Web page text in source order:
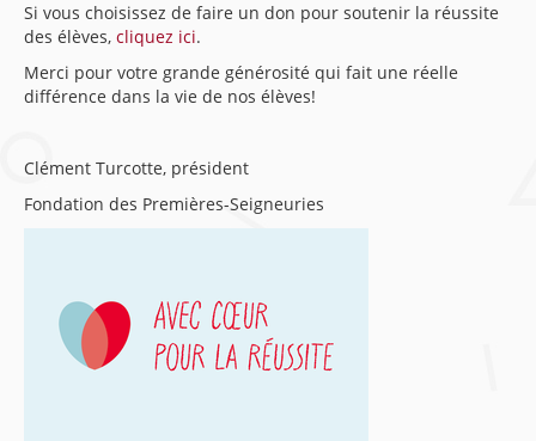
Si vous choisissez de faire un don pour soutenir la réussite
des élèves, cliquez ici.
Merci pour votre grande générosité qui fait une réelle
différence dans la vie de nos élèves!
Clément Turcotte, président
Fondation des Premières-Seigneuries